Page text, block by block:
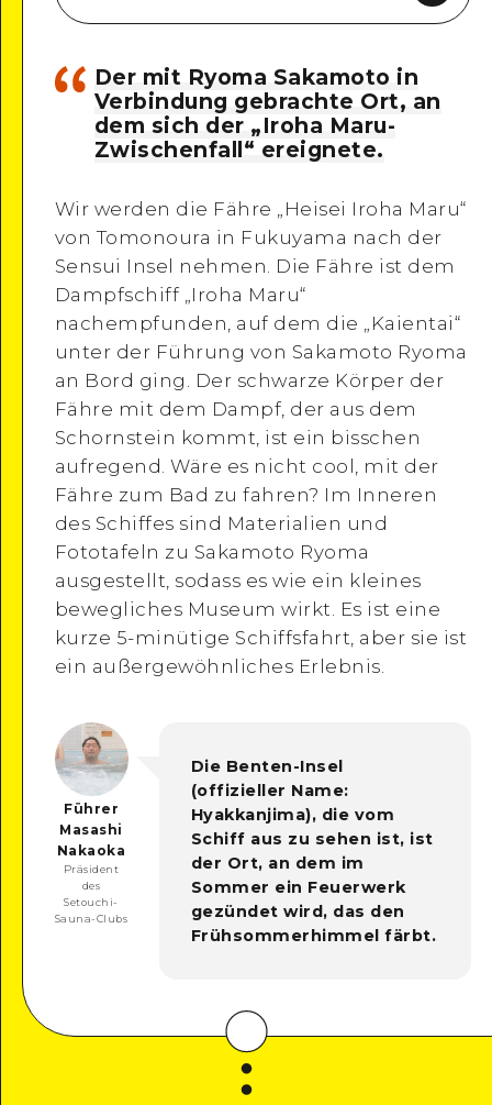
Google Maps
Der mit Ryoma Sakamoto in
Verbindung gebrachte Ort, an
dem sich der „Iroha Maru-
Zwischenfall“ ereignete.
Wir werden die Fähre „Heisei Iroha Maru“
von Tomonoura in Fukuyama nach der
Sensui Insel nehmen. Die Fähre ist dem
Dampfschiff „Iroha Maru“
nachempfunden, auf dem die „Kaientai“
unter der Führung von Sakamoto Ryoma
an Bord ging. Der schwarze Körper der
Fähre mit dem Dampf, der aus dem
Schornstein kommt, ist ein bisschen
aufregend. Wäre es nicht cool, mit der
Fähre zum Bad zu fahren? Im Inneren
des Schiffes sind Materialien und
Fototafeln zu Sakamoto Ryoma
ausgestellt, sodass es wie ein kleines
bewegliches Museum wirkt. Es ist eine
kurze 5-minütige Schiffsfahrt, aber sie ist
ein außergewöhnliches Erlebnis.
Führer
Masashi
Nakaoka
Präsident
des
Setouchi-
Sauna-Clubs
Die Benten-Insel
(offizieller Name:
Hyakkanjima), die vom
Schiff aus zu sehen ist, ist
der Ort, an dem im
Sommer ein Feuerwerk
gezündet wird, das den
Frühsommerhimmel färbt.